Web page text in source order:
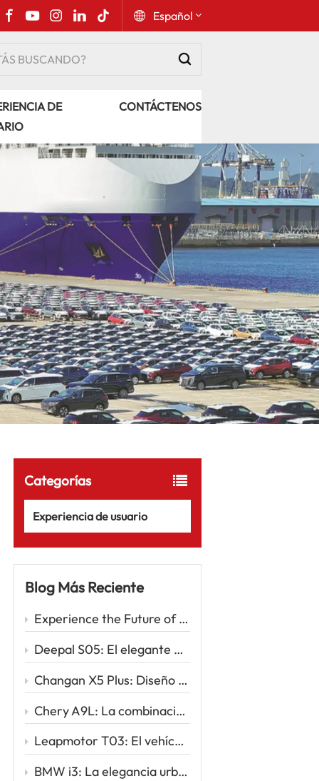
Español
Русский
Español
Português
عربي
kiswahili
DE
CONTÁCTENOS
Categorías
Experiencia de usuario
Blog Más Reciente
Experience the Future of Driving with the Zeekr 001 – A Luxury EV Redefining Performance and Comfort Car
Deepal S05: El elegante SUV eléctrico que redefine la movilidad inteligente
Changan X5 Plus: Diseño deportivo, conducción potente, valor excepcional
Chery A9L: La combinación perfecta de sofisticación y rendimiento
Leapmotor T03: El vehículo eléctrico urbano inteligente para tu primer viaje eléctrico
BMW i3: La elegancia urbana se une a la innovación eléctrica